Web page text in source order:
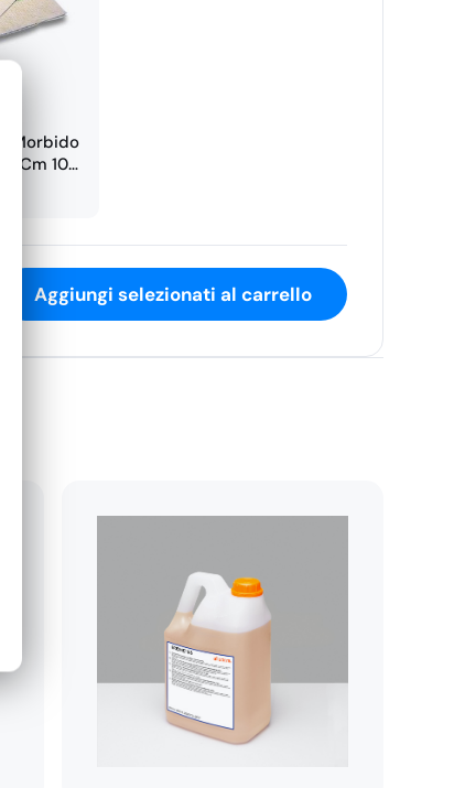
Morbido
10
Aggiungi selezionati al carrello